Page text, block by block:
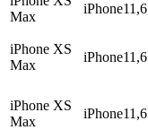
Max
iPhone11,6
iPhone XS
Max
iPhone11,6
iPhone XS
Max
iPhone11,6